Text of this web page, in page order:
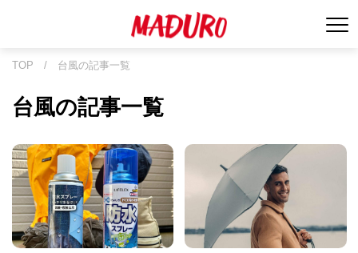
TOP / 台風の記事一覧
台風の記事一覧